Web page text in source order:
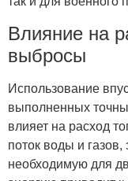
Влияние на
выбросы
Использование
выполненных
влияет на расход
поток воды и
необходимую для